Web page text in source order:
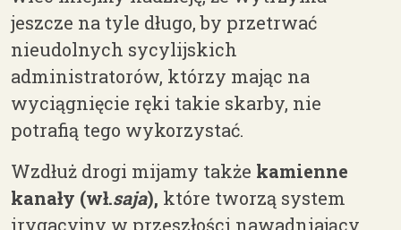
jeszcze na tyle długo, by przetrwać
nieudolnych sycylijskich
administratorów, którzy mając na
wyciągnięcie ręki takie skarby, nie
potrafią tego wykorzystać.
Wzdłuż drogi mijamy także kamienne
kanały (wł.saja), które tworzą system
irygacyjny w przeszłości nawadniający